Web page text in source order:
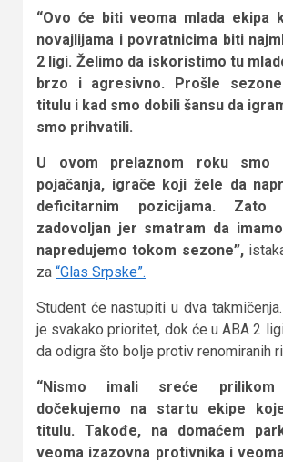
“Ovo će biti veoma mlada ekipa
novajlijama i povratnicima biti
2 ligi. Želimo da iskoristimo tu
brzo i agresivno. Prošle
titulu i kad smo dobili šansu da
smo prihvatili.
U ovom prelaznom roku smo
pojačanja, igrače koji žele da
deficitarnim pozicijama. Zato
zadovoljan jer smatram da
napredujemo tokom sezone”,
za “Glas Srpske”.
Student će nastupiti u dva
je svakako prioritet, dok će u ABA 2
da odigra što bolje protiv renomiranih
“Nismo imali sreće
dočekujemo na startu ekipe
titulu. Takođe, na domaćem
veoma izazovna protivnika i